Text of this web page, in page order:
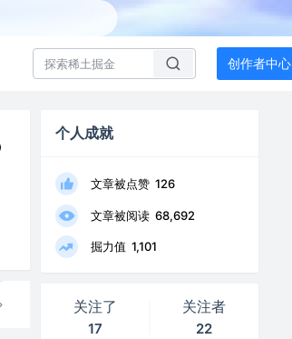
创作者中心
个人成就
文章被点赞 126
文章被阅读 68,692
掘力值 1,101
关注了
17
关注者
22